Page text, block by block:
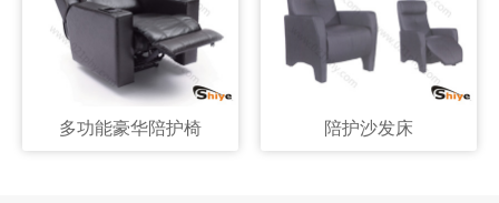
多功能豪华陪护椅 陪护沙发床